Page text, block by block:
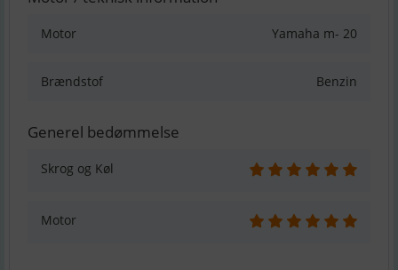
Motor Yamaha m- 20
Brændstof Benzin
Generel bedømmelse
Skrog og Køl
Motor